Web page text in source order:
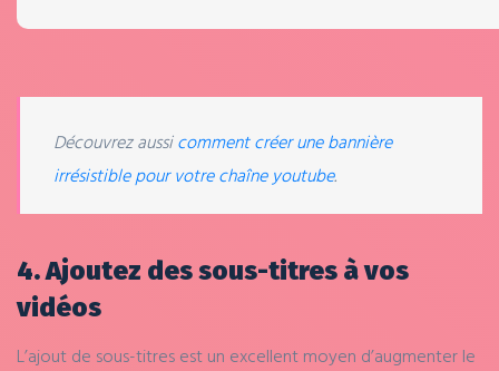
Découvrez aussicomment créer une bannière
irrésistible pour votre chaîne youtube.
4. Ajoutez des sous-titres à vos
vidéos
L’ajout de sous-titres est un excellent moyen d’augmenter le